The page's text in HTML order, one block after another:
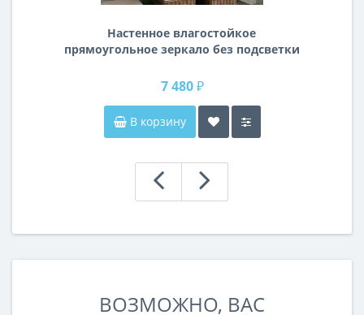
Настенное влагостойкое
прямоугольное зеркало без подсветки
7 480 ₽
В корзину
ВОЗМОЖНО, ВАС